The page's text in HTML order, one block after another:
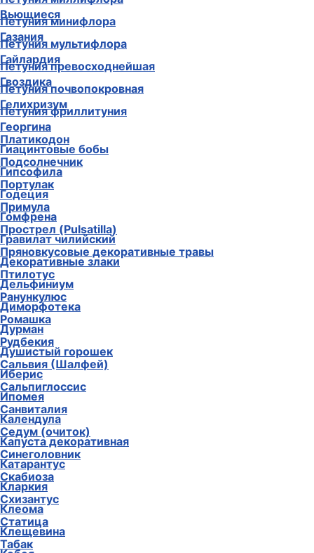
Петуния минифлора
Петуния мультифлора
Петуния превосходнейшая
Петуния почвопокровная
Петуния фриллитуния
Платикодон
Подсолнечник
Портулак
Примула
Прострел (Pulsatilla)
Пряновкусовые декоративные травы
Птилотус
Ранункулюс
Ромашка
Рудбекия
Сальвия (Шалфей)
Сальпиглоссис
Санвиталия
Седум (очиток)
Синеголовник
Скабиоза
Схизантус
Статица
Табак
Вьющиеся
Газания
Гайлардия
Гвоздика
Гелихризум
Георгина
Гиацинтовые бобы
Гипсофила
Годеция
Гомфрена
Гравилат чилийский
Декоративные злаки
Дельфиниум
Диморфотека
Дурман
Душистый горошек
Иберис
Ипомея
Календула
Капуста декоративная
Катарантус
Кларкия
Клеома
Клещевина